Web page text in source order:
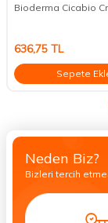
Bioderma Cicabio
636,75 TL
Sepete
Neden Biz?
Bizleri tercih